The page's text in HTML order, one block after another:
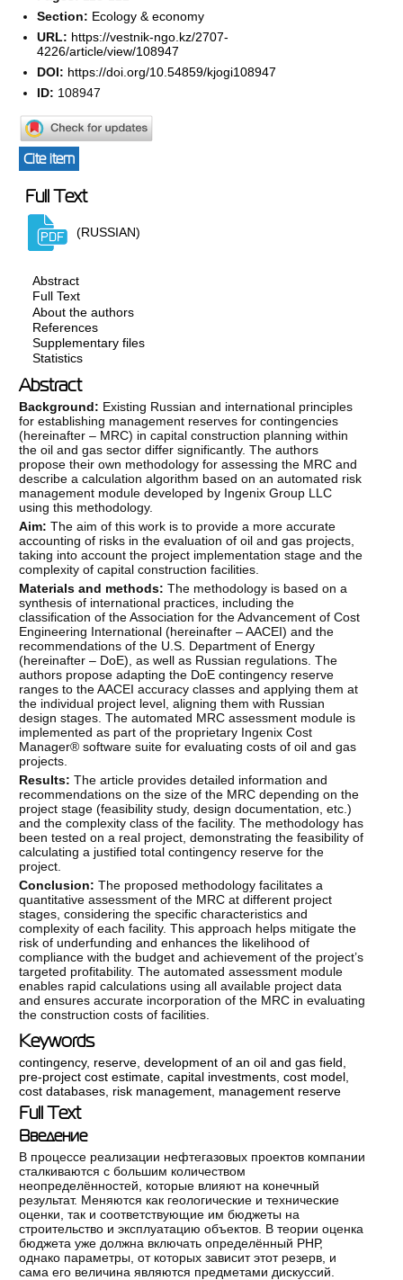
Section: Ecology & economy
URL: https://vestnik-ngo.kz/2707-
4226/article/view/108947
DOI: https://doi.org/10.54859/kjogi108947
ID: 108947
Cite item
Full Text
(RUSSIAN)
Abstract
Full Text
About the authors
References
Supplementary files
Statistics
Abstract
Background: Existing Russian and international principles
for establishing management reserves for contingencies
(hereinafter – MRC) in capital construction planning within
the oil and gas sector differ significantly. The authors
propose their own methodology for assessing the MRC and
describe a calculation algorithm based on an automated risk
management module developed by Ingenix Group LLC
using this methodology.
Aim: The aim of this work is to provide a more accurate
accounting of risks in the evaluation of oil and gas projects,
taking into account the project implementation stage and the
complexity of capital construction facilities.
Materials and methods:The methodology is based on a
synthesis of international practices, including the
classification of the Association for the Advancement of Cost
Engineering International (hereinafter – AACEI) and the
recommendations of the U.S. Department of Energy
(hereinafter – DoE), as well as Russian regulations. The
authors propose adapting the DoE contingency reserve
ranges to the AACEI accuracy classes and applying them at
the individual project level, aligning them with Russian
design stages. The automated MRC assessment module is
implemented as part of the proprietary Ingenix Cost
Manager® software suite for evaluating costs of oil and gas
projects.
Results: The article provides detailed information and
recommendations on the size of the MRC depending on the
project stage (feasibility study, design documentation, etc.)
and the complexity class of the facility. The methodology has
been tested on a real project, demonstrating the feasibility of
calculating a justified total contingency reserve for the
project.
Conclusion: The proposed methodology facilitates a
quantitative assessment of the MRC at different project
stages, considering the specific characteristics and
complexity of each facility. This approach helps mitigate the
risk of underfunding and enhances the likelihood of
compliance with the budget and achievement of the project’s
targeted profitability. The automated assessment module
enables rapid calculations using all available project data
and ensures accurate incorporation of the MRC in evaluating
the construction costs of facilities.
Keywords
сontingency, reserve ,development of an oil and gas field
pre-project cost estimate ,capital investments ,cost model
cost databases risk management management reserve
Full Text
Введение
В процессе реализации нефтегазовых проектов компании
сталкиваются с большим количеством
неопределённостей, которые влияют на конечный
результат. Меняются как геологические и технические
оценки, так и соответствующие им бюджеты на
строительство и эксплуатацию объектов. В теории оценка
бюджета уже должна включать определённый РНР,
однако параметры, от которых зависит этот резерв, и
сама его величина являются предметами дискуссий.